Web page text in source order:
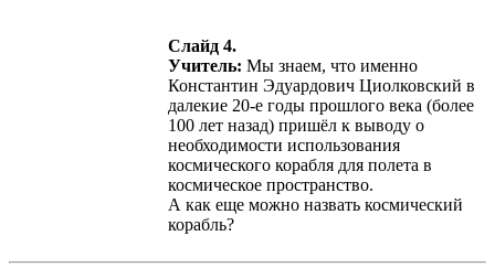
Слайд 4.
Учитель: Мы знаем, что именно
Константин Эдуардович Циолковский в
далекие 20-е годы прошлого века (более
100 лет назад) пришёл к выводу о
необходимости использования
космического корабля для полета в
космическое пространство.
А как еще можно назвать космический
корабль?